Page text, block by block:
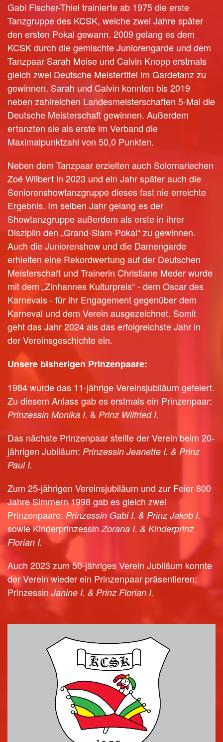
Gabi Fischer-Thiel trainierte ab 1975 die erste
Tanzgruppe des KCSK, welche zwei Jahre später
den ersten Pokal gewann. 2009 gelang es dem
KCSK durch die gemischte Juniorengarde und dem
Tanzpaar Sarah Meise und Calvin Knopp erstmals
gleich zwei Deutsche Meistertitel im Gardetanz zu
gewinnen. Sarah und Calvin konnten bis 2019
neben zahlreichen Landesmeisterschaften 5-Mal die
Deutsche Meisterschaft gewinnen. Außerdem
ertanzten sie als erste im Verband die
Maximalpunktzahl von 50,0 Punkten.
Neben dem Tanzpaar erzielten auch Solomariechen
Zoé Wilbert in 2023 und ein Jahr später auch die
Seniorenshowtanzgruppe dieses fast nie erreichte
Ergebnis. Im selben Jahr gelang es der
Showtanzgruppe außerdem als erste in ihrer
Disziplin den „Grand-Slam-Pokal“ zu gewinnen.
Auch die Juniorenshow und die Damengarde
erhielten eine Rekordwertung auf der Deutschen
Meisterschaft und Trainerin Christiane Meder wurde
mit dem „Zinhannes Kulturpreis“ - dem Oscar des
Karnevals - für ihr Engagement gegenüber dem
Karneval und dem Verein ausgezeichnet. Somit
geht das Jahr 2024 als das erfolgreichste Jahr in
der Vereinsgeschichte ein.
Unsere bisherigen Prinzenpaare:
1984 wurde das 11-jährige Vereinsjubiläum gefeiert.
Zu diesem Anlass gab es erstmals ein Prinzenpaar:
Prinzessin Monika I. & Prinz Wilfried I.
Das nächste Prinzenpaar stellte der Verein beim 20-
jährigen Jubiläum: Prinzessin Jeanette I. & Prinz
Paul I.
Zum 25-jährigen Vereinsjubiläum und zur Feier 800
Jahre Simmern 1998 gab es gleich zwei
Prinzenpaare: Prinzessin Gabi I. & Prinz Jakob I.
sowie Kinderprinzessin Zorana I. & Kinderprinz
Florian I.
Auch 2023 zum 50-jähriges Verein Jubiläum konnte
der Verein wieder ein Prinzenpaar präsentieren:
Prinzessin Janine I. & Prinz Florian I.